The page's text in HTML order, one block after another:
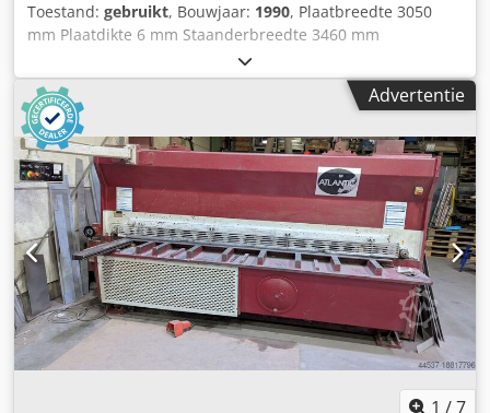
Toestand: gebruikt, Bouwjaar: 1990, Plaatbreedte 3050
mm Plaatdikte 6 mm Staanderbreedte 3460 mm
Tafelhoogte 800 mm Druk 220 bar Snijhoekverstelling 0,5x3
° Neerhouders 18 Achteraanslag - verstelbaar 750 mm
Vooraanslag - verstelbaar 1000 mm Hoofdmotor 7,5 kW
Olie-inhoud 300 l Totaal benodigd vermogen 7,5 kW
Dcodpfx Adeynbc Ue Iok Machinegewicht ca. 4,5 t
Benodigde ruimte ca. 3,7x2,0x1,8 m Snijhoekverstelling
handmatig Spleetverstelling handmatig Hoekaanslag
Advertentie
1 /7